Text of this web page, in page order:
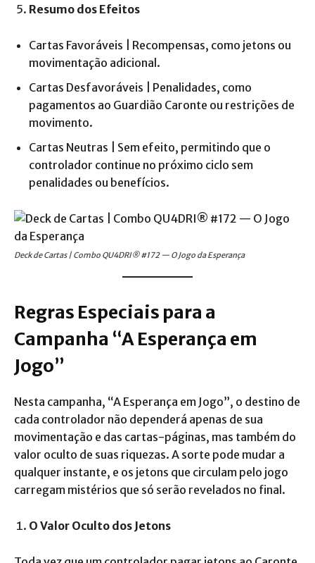
Resumo dos Efeitos
Cartas Favoráveis | Recompensas, como jetons ou
movimentação adicional.
Cartas Desfavoráveis | Penalidades, como
pagamentos ao Guardião Caronte ou restrições de
movimento.
Cartas Neutras | Sem efeito, permitindo que o
controlador continue no próximo ciclo sem
penalidades ou benefícios.
Deck de Cartas | Combo QU4DRI® #172 — O Jogo da Esperança
Regras Especiais para a
Campanha “A Esperança em
Jogo”
Nesta campanha, “A Esperança em Jogo”, o destino de
cada controlador não dependerá apenas de sua
movimentação e das cartas-páginas, mas também do
valor oculto de suas riquezas. A sorte pode mudar a
qualquer instante, e os jetons que circulam pelo jogo
carregam mistérios que só serão revelados no final.
O Valor Oculto dos Jetons